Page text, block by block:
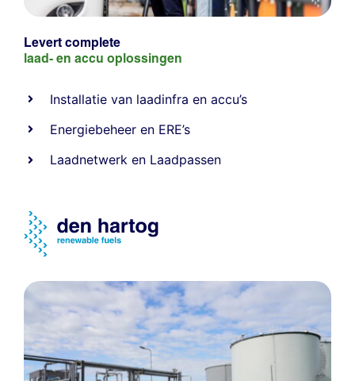
Levert complete
laad- en accu oplossingen
Installatie van laadinfra en accu’s
Energiebeheer en ERE’s
Laadnetwerk en Laadpassen